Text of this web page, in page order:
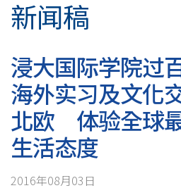
学
院
过
百
位
学
新闻稿
浸大国际学院过
海外实习及文化
北欧 体验全球
生活态度
2016年08月03日